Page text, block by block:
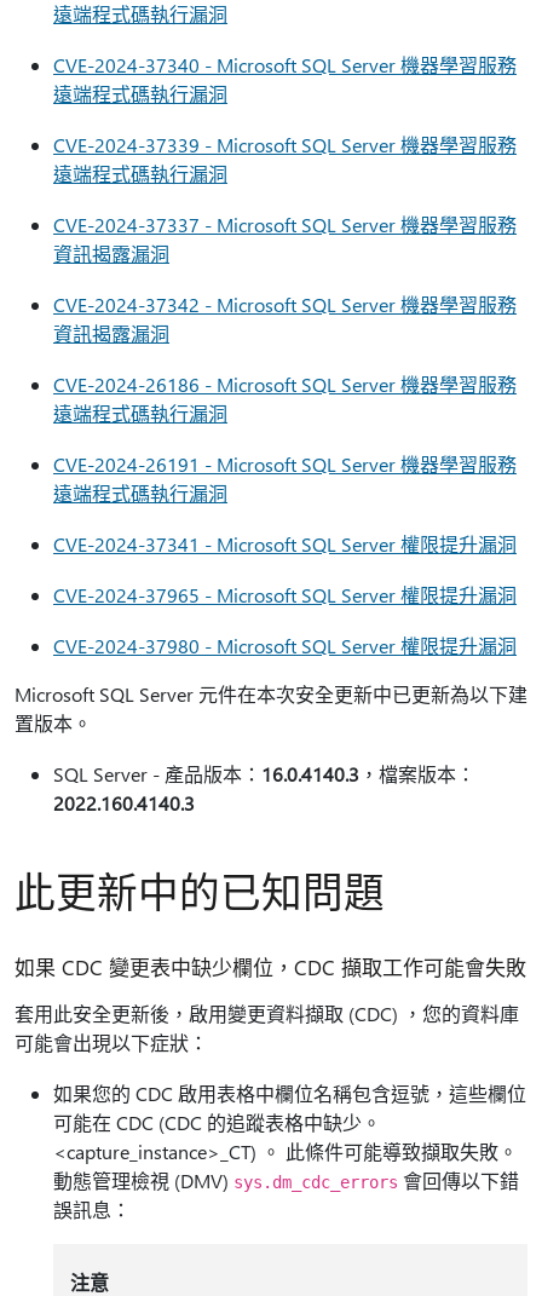
遠端程式碼執行漏洞
CVE-2024-37340 - Microsoft SQL Server 機器學習服務
遠端程式碼執行漏洞
CVE-2024-37339 - Microsoft SQL Server 機器學習服務
遠端程式碼執行漏洞
CVE-2024-37337 - Microsoft SQL Server 機器學習服務
資訊揭露漏洞
CVE-2024-37342 - Microsoft SQL Server 機器學習服務
資訊揭露漏洞
CVE-2024-26186 - Microsoft SQL Server 機器學習服務
遠端程式碼執行漏洞
CVE-2024-26191 - Microsoft SQL Server 機器學習服務
遠端程式碼執行漏洞
CVE-2024-37341 - Microsoft SQL Server 權限提升漏洞
CVE-2024-37965 - Microsoft SQL Server 權限提升漏洞
CVE-2024-37980 - Microsoft SQL Server 權限提升漏洞
Microsoft SQL Server 元件在本次安全更新中已更新為以下建
置版本。
SQL Server - 產品版本： 16.0.4140.3 ，檔案版本：
2022.160.4140.3
此更新中的已知問題
如果 CDC 變更表中缺少欄位，CDC 擷取工作可能會失敗
套用此安全更新後，啟用變更資料擷取 (CDC) ，您的資料庫
可能會出現以下症狀：
如果您的 CDC 啟用表格中欄位名稱包含逗號，這些欄位
可能在 CDC (CDC 的追蹤表格中缺少。
<capture_instance>_CT) 。 此條件可能導致擷取失敗。
動態管理檢視 (DMV) sys.dm_cdc_errors 會回傳以下錯
誤訊息：
注意